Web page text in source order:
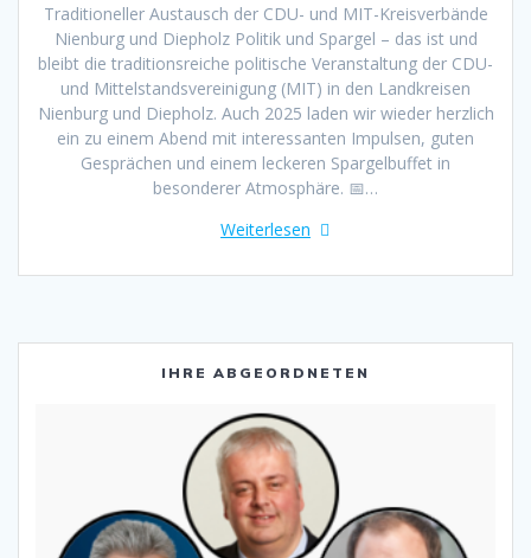
Traditioneller Austausch der CDU- und MIT-Kreisverbände
Nienburg und Diepholz Politik und Spargel – das ist und
bleibt die traditionsreiche politische Veranstaltung der CDU-
und Mittelstandsvereinigung (MIT) in den Landkreisen
Nienburg und Diepholz. Auch 2025 laden wir wieder herzlich
ein zu einem Abend mit interessanten Impulsen, guten
Gesprächen und einem leckeren Spargelbuffet in
besonderer Atmosphäre. 📅…
Weiterlesen
IHRE ABGEORDNETEN